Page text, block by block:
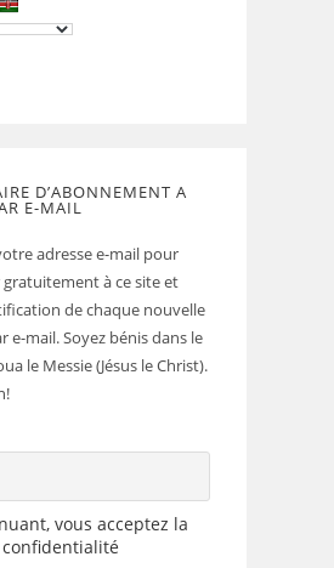
D’ABONNEMENT A
E-MAIL
adresse e-mail pour
à ce site et
de chaque nouvelle
e-mail. Soyez bénis dans le
le Messie (Jésus le Christ).
vous acceptez la